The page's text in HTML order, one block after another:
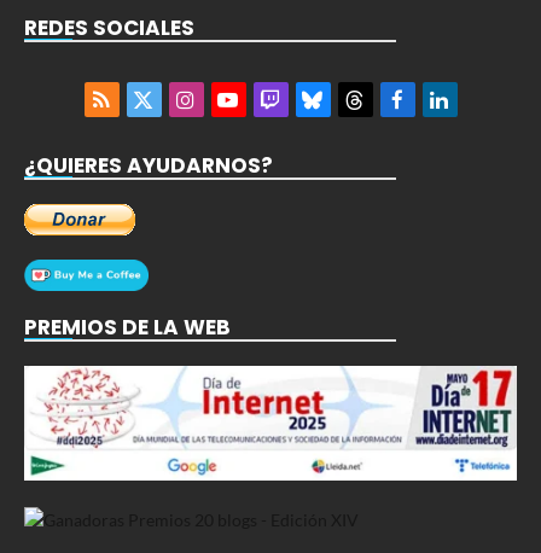
REDES SOCIALES
RSS
X
InstagramYouTubeTwitchBlueskyThreadsFacebookLinkedIn
¿QUIERES AYUDARNOS?
PREMIOS DE LA WEB